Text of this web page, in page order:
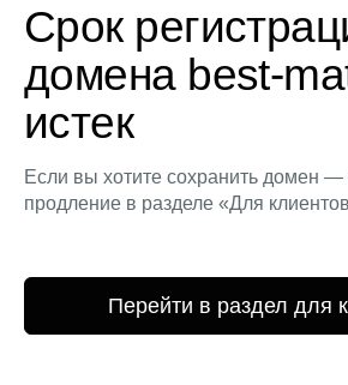
Срок
домена best-
истек
Если вы хотите сохранить домен —
продление в разделе «Для
Перейти в раздел для